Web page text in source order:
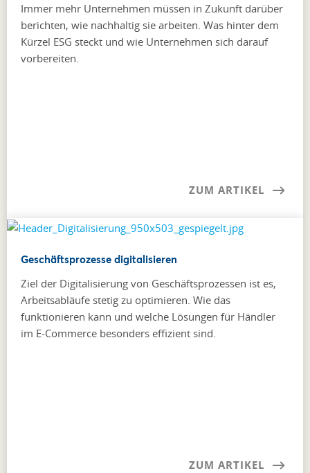
Immer mehr Unternehmen müssen in Zukunft darüber
berichten, wie nachhaltig sie arbeiten. Was hinter dem
Kürzel ESG steckt und wie Unternehmen sich darauf
vorbereiten.
ZUM ARTIKEL
Geschäftsprozesse digitalisieren
Ziel der Digitalisierung von Geschäftsprozessen ist es,
Arbeitsabläufe stetig zu optimieren. Wie das
funktionieren kann und welche Lösungen für Händler
im E-Commerce besonders effizient sind.
ZUM ARTIKEL